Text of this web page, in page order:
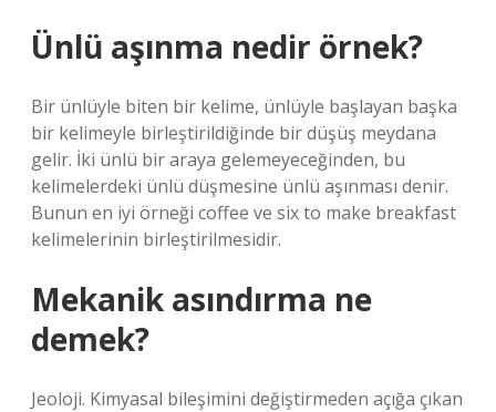
Ünlü aşınma nedir örnek?
Bir ünlüyle biten bir kelime, ünlüyle başlayan başka
bir kelimeyle birleştirildiğinde bir düşüş meydana
gelir. İki ünlü bir araya gelemeyeceğinden, bu
kelimelerdeki ünlü düşmesine ünlü aşınması denir.
Bunun en iyi örneği coffee ve six to make breakfast
kelimelerinin birleştirilmesidir.
Mekanik asındırma ne
demek?
Jeoloji. Kimyasal bileşimini değiştirmeden açığa çıkan